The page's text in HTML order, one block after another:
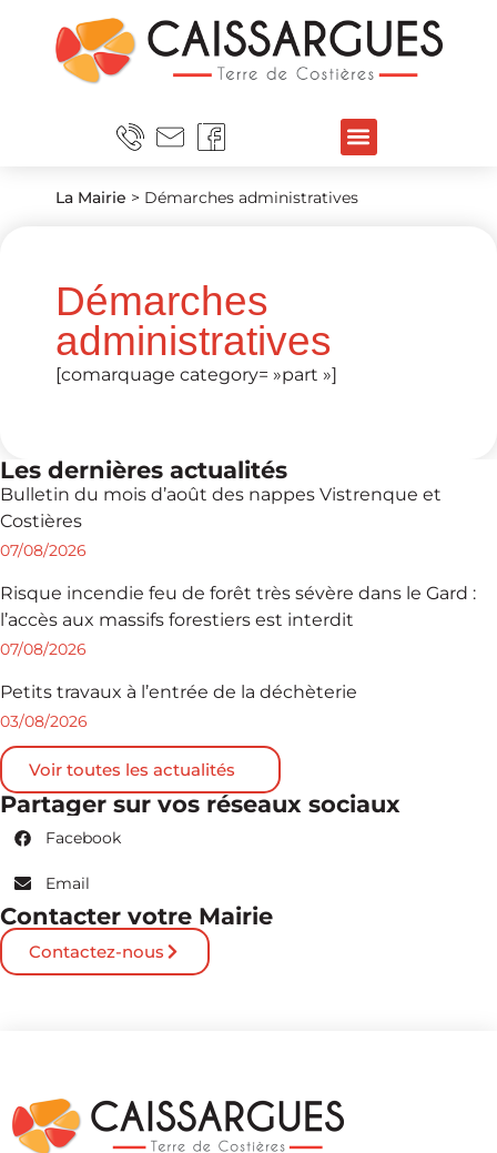
La Mairie > Démarches administratives
Démarches
administratives
[comarquage category= »part »]
Les dernières actualités
Bulletin du mois d’août des nappes Vistrenque et
Costières
07/08/2026
Risque incendie feu de forêt très sévère dans le Gard :
l’accès aux massifs forestiers est interdit
07/08/2026
Petits travaux à l’entrée de la déchèterie
03/08/2026
Voir toutes les actualités
Partager sur vos réseaux sociaux
Facebook
Email
Contacter votre Mairie
Contactez-nous